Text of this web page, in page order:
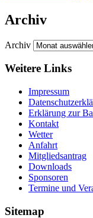
Archiv
Archiv
Weitere Links
Impressum
Erklärung zur
Kontakt
Wetter
Anfahrt
Mitgliedsantrag
Downloads
Sponsoren
Termine und
Sitemap